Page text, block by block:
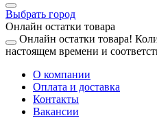
Выбрать город
Онлайн остатки товара
Онлайн остатки товара!
настоящем времени и
О компании
Оплата и доставка
Контакты
Вакансии